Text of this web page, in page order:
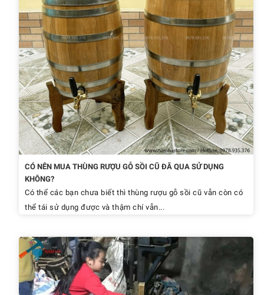
CÓ NÊN MUA THÙNG RƯỢU GỖ SỒI CŨ ĐÃ QUA SỬ DỤNG
KHÔNG?
Có thể các bạn chưa biết thì thùng rượu gỗ sồi cũ vẫn còn có
thể tái sử dụng được và thậm chí vẫn...